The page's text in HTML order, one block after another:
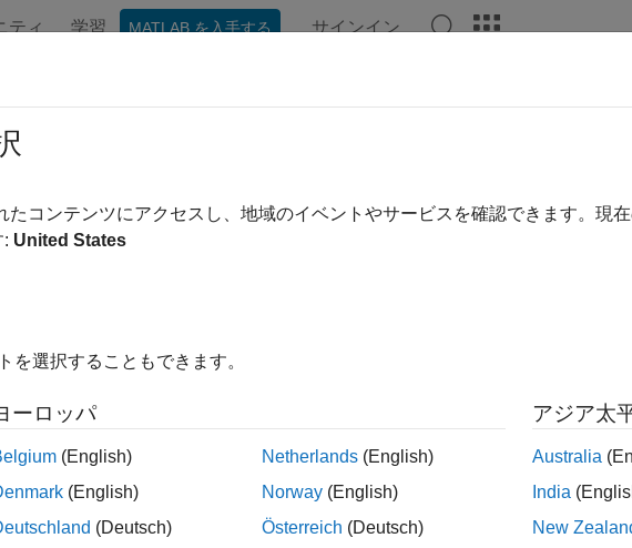
ティ 学習 MATLAB を入手する サインイン
ィオ処理
オ信号に対するエフェクトの作成と追加
オ処理アルゴリズムを使用して、オーディオ信号に対するエフェクトを設計し
to an audio file read using the SD Card File Read block from Simulink® Support
the Simulink model reads audio from the SD card, adds an echo effect to the
the headphones connected to the analog output pin of the hardware.
of Audio File Stored in SD Card of Arduino Hardware
pitch of an audio file that is stored in an SD card of the Arduino® hardware using
たコンテンツにアクセスし、地域のイベントやサービスを確認できます。現
: United States
を選択することもできます。
ーロッパ
(English)
(English)
(Deutsch)
Netherlands (English)
Norway (English)
Österreich (Deutsch)
アジア太
Australia
India
New